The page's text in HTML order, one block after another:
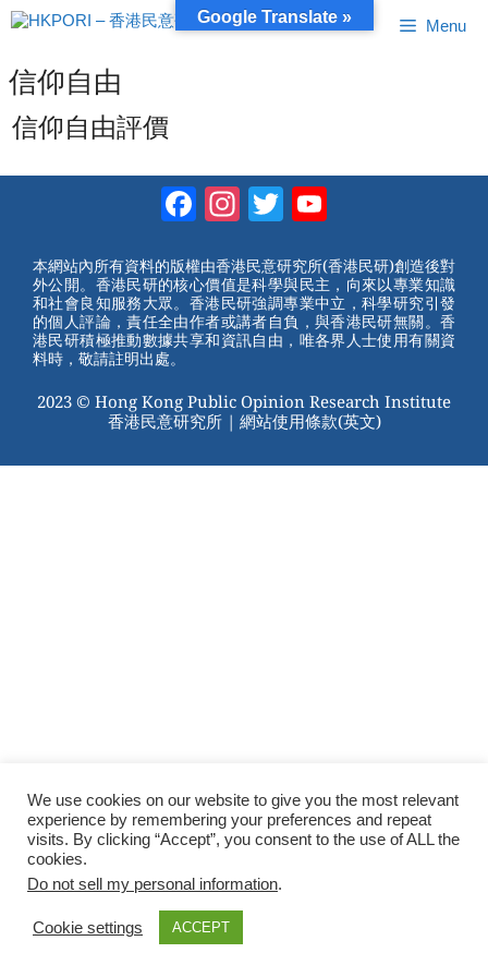
跳
至
容
Menu
信仰自由
信仰自由評價
Facebook
Instagram
Twitter
本網站內所有資料的版權由香港民意研究所(香港民研)創造後對
外公開。香港民研的核心價值是科學與民主，向來以專業知識
和社會良知服務大眾。香港民研強調專業中立，科學研究引發
的個人評論，責任全由作者或講者自負，與香港民研無關。香
港民研積極推動數據共享和資訊自由，唯各界人士使用有關資
料時，敬請註明出處。
2023 © Hong Kong Public Opinion Research Institute
香港民意研究所 | 網站使用條款(英文)
We use cookies on our website to give you the most relevant
experience by remembering your preferences and repeat
visits. By clicking “Accept”, you consent to the use of ALL the
cookies.
Do not sell my personal information.
Cookie settings ACCEPT
Google Translate »